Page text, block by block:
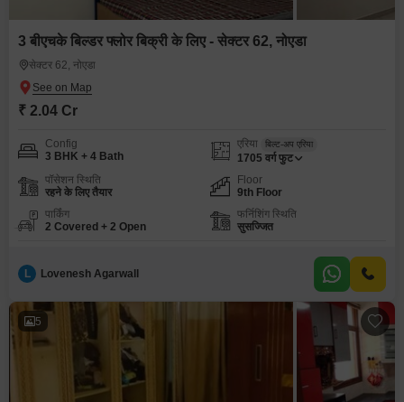
3 बीएचके बिल्डर फ्लोर बिक्री के लिए - सेक्टर 62, नोएडा
सेक्टर 62, नोएडा
₹ 2.04 Cr
Config
3 BHK + 4 Bath
एरिया बिल्ट-अप एरिया
1705 वर्ग फुट
पॉसेशन स्थिति
रहने के लिए तैयार
Floor
9th Floor
पार्किंग
2 Covered + 2 Open
फर्निशिंग स्थिति
सुसज्जित
L Lovenesh Agarwall
5